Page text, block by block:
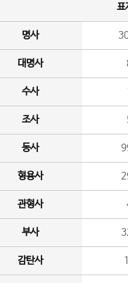
표
명사
대명사
수사
조사
동사
형용사
관형사
부사
감탄사